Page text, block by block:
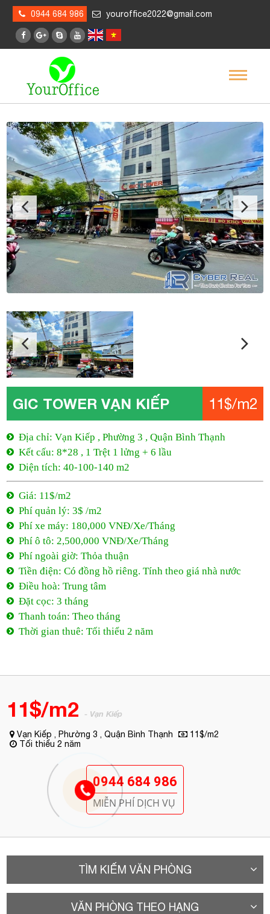
0944 684 986 youroffice2022@gmail.com
GIC TOWER VẠN KIẾP 11$/m2
Địa chỉ: Vạn Kiếp , Phường 3 , Quận Bình Thạnh
Kết cấu: 8*28 , 1 Trệt 1 lửng + 6 lầu
Diện tích: 40-100-140 m2
Giá: 11$/m2
Phí quản lý: 3$ /m2
Phí xe máy: 180,000 VNĐ/Xe/Tháng
Phí ô tô: 2,500,000 VNĐ/Xe/Tháng
Phí ngoài giờ: Thỏa thuận
Tiền điện: Có đồng hồ riêng. Tính theo giá nhà nước
Điều hoà: Trung tâm
Đặt cọc: 3 tháng
Thanh toán: Theo tháng
Thời gian thuê: Tối thiểu 2 năm
11$/m2 - Vạn Kiếp
Vạn Kiếp , Phường 3 , Quận Bình Thạnh
11$/m2
Tối thiểu 2 năm
0944 684 986
MIỄN PHÍ DỊCH VỤ
TÌM KIẾM VĂN PHÒNG
VĂN PHÒNG THEO HẠNG